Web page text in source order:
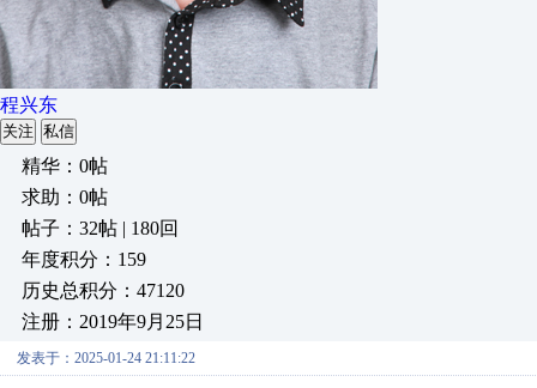
程兴东
关注 私信
精华：0帖
求助：0帖
帖子：32帖 | 180回
年度积分：159
历史总积分：47120
注册：2019年9月25日
发表于：2025-01-24 21:11:22